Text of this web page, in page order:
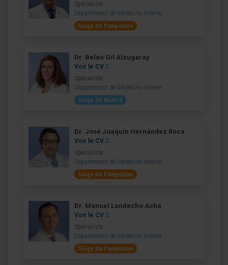
Spécialiste
Département de Médecine Interne
Siège de Pampelune
Dr. Belén Gil Alzugaray
Voir le CV
Spécialiste
Département de Médecine Interne
Siège de Madrid
Dr. José Joaquín Hernández Roca
Voir le CV
Spécialiste
Département de Médecine Interne
Siège de Pampelune
Dr. Manuel Landecho Acha
Voir le CV
Spécialiste
Département de Médecine Interne
Siège de Pampelune